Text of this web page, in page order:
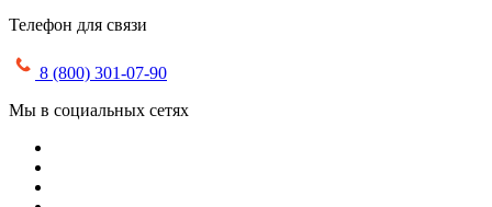
Телефон для связи
8 (800) 301-07-90
Мы в социальных сетях